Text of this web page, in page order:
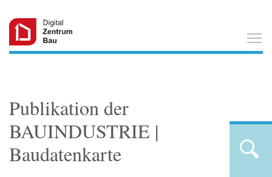
Publikation der
BAUINDUSTRIE |
Baudatenkarte